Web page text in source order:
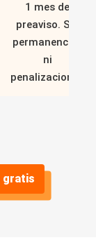
1 mes de
preaviso. Sin
permanencias
ni
penalizaciones
gratis